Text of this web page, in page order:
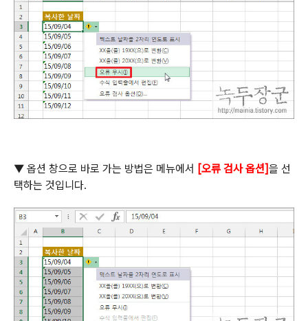
▼ 옵션 창으로 바로 가는 방법은 메뉴에서 [오류 검사 옵션]을 선
택하는 것입니다.